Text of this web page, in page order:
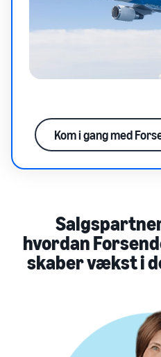
Kom i gang med
hvordan
skaber vækst i